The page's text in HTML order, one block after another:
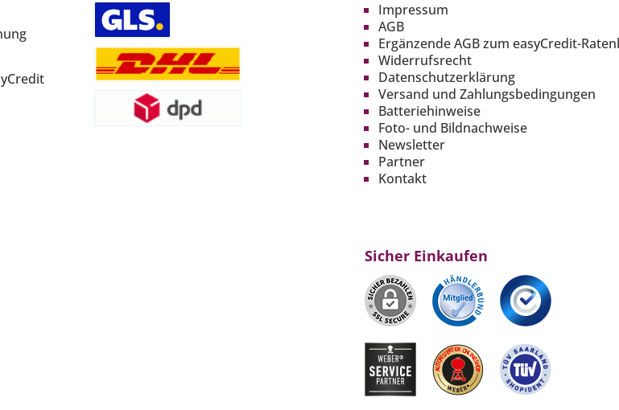
Impressum
AGB
Ergänzende AGB zum easyCredit-
Widerrufsrecht
Datenschutzerklärung
Versand und Zahlungsbedingungen
Batteriehinweise
Foto- und Bildnachweise
Newsletter
Partner
Kontakt
Sicher Einkaufen